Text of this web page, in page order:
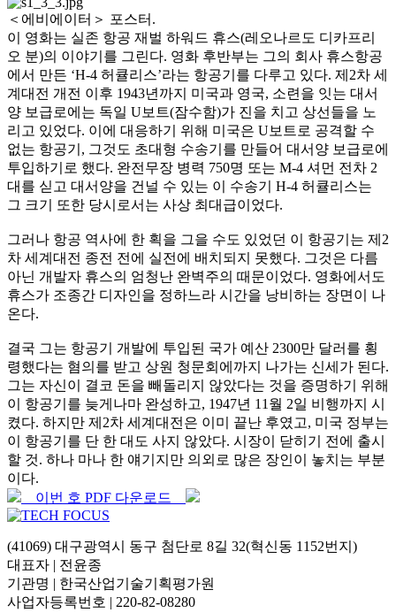
＜에비에이터＞ 포스터.
이 영화는 실존 항공 재벌 하워드 휴스(레오나르도 디카프리
오 분)의 이야기를 그린다. 영화 후반부는 그의 회사 휴스항공
에서 만든 ‘H-4 허큘리스’라는 항공기를 다루고 있다. 제2차 세
계대전 개전 이후 1943년까지 미국과 영국, 소련을 잇는 대서
양 보급로에는 독일 U보트(잠수함)가 진을 치고 상선들을 노
리고 있었다. 이에 대응하기 위해 미국은 U보트로 공격할 수
없는 항공기, 그것도 초대형 수송기를 만들어 대서양 보급로에
투입하기로 했다. 완전무장 병력 750명 또는 M-4 셔먼 전차 2
대를 싣고 대서양을 건널 수 있는 이 수송기 H-4 허큘리스는
그 크기 또한 당시로서는 사상 최대급이었다.
그러나 항공 역사에 한 획을 그을 수도 있었던 이 항공기는 제2
차 세계대전 종전 전에 실전에 배치되지 못했다. 그것은 다름
아닌 개발자 휴스의 엄청난 완벽주의 때문이었다. 영화에서도
휴스가 조종간 디자인을 정하느라 시간을 낭비하는 장면이 나
온다.
결국 그는 항공기 개발에 투입된 국가 예산 2300만 달러를 횡
령했다는 혐의를 받고 상원 청문회에까지 나가는 신세가 된다.
그는 자신이 결코 돈을 빼돌리지 않았다는 것을 증명하기 위해
이 항공기를 늦게나마 완성하고, 1947년 11월 2일 비행까지 시
켰다. 하지만 제2차 세계대전은 이미 끝난 후였고, 미국 정부는
이 항공기를 단 한 대도 사지 않았다. 시장이 닫히기 전에 출시
할 것. 하나 마나 한 얘기지만 의외로 많은 장인이 놓치는 부분
이다.
이번 호 PDF 다운로드
(41069) 대구광역시 동구 첨단로 8길 32(혁신동 1152번지)
대표자 | 전윤종
기관명 | 한국산업기술기획평가원
사업자등록번호 | 220-82-08280